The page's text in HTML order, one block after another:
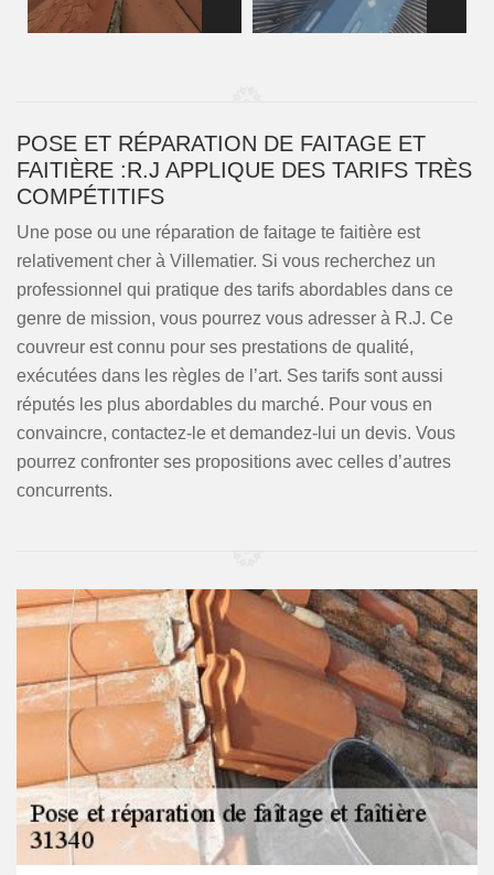
POSE ET RÉPARATION DE FAITAGE ET
FAITIÈRE :R.J APPLIQUE DES TARIFS TRÈS
COMPÉTITIFS
Une pose ou une réparation de faitage te faitière est
relativement cher à Villematier. Si vous recherchez un
professionnel qui pratique des tarifs abordables dans ce
genre de mission, vous pourrez vous adresser à R.J. Ce
couvreur est connu pour ses prestations de qualité,
exécutées dans les règles de l’art. Ses tarifs sont aussi
réputés les plus abordables du marché. Pour vous en
convaincre, contactez-le et demandez-lui un devis. Vous
pourrez confronter ses propositions avec celles d’autres
concurrents.